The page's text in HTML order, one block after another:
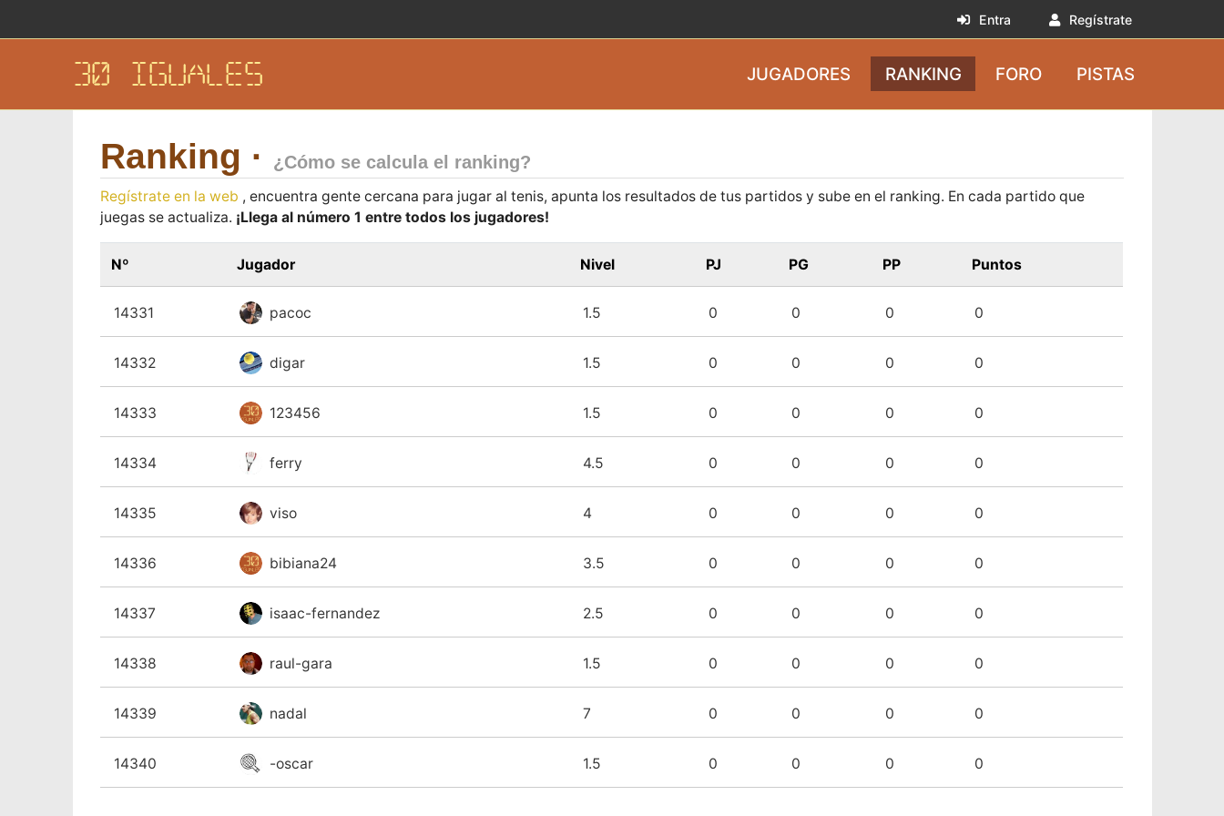
Entra Regístrate
30 IGUALES JUGADORES RANKING FORO PISTAS
Ranking · ¿Cómo se calcula el ranking?
Regístrate en la web , encuentra gente cercana para jugar al tenis, apunta los resultados de tus partidos y sube en el ranking. En cada partido que
juegas se actualiza. ¡Llega al número 1 entre todos los jugadores!
Nº Jugador Nivel PJ PG PP Puntos
14331 pacoc 1.5 0 0 0 0
14332 digar 1.5 0 0 0 0
14333 123456 1.5 0 0 0 0
14334 ferry 4.5 0 0 0 0
14335 viso 4 0 0 0 0
14336 bibiana24 3.5 0 0 0 0
14337 isaac-fernandez 2.5 0 0 0 0
14338 raul-gara 1.5 0 0 0 0
14339 nadal 7 0 0 0 0
14340 -oscar 1.5 0 0 0 0